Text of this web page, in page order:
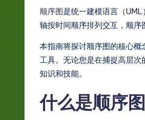
m
顺序图是统一建模语言（UML
轴按时间顺序排列交互，顺序
本指南将探讨顺序图的核心
工具。无论您是在捕捉高层
知识和技能。
什么是顺序